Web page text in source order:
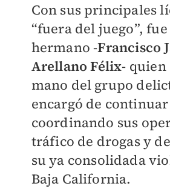
Con sus principales
“fuera del juego”,
hermano -Francisco
Arellano Félix- quien
mano del grupo
encargó de continuar
coordinando sus
tráfico de drogas y
su ya consolidada
Baja California.